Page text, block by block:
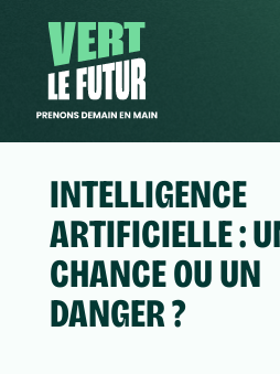
INTELLIGENCE
ARTIFICIELLE :
CHANCE OU UN
DANGER ?